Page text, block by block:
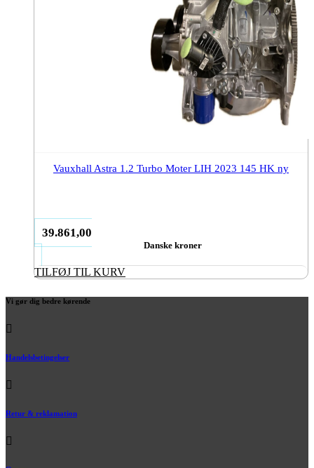
Vauxhall Astra 1.2 Turbo Moter LIH 2023 145 HK ny
39.861,00
Danske kroner
TILFØJ TIL KURV
Vi gør dig bedre kørende
Handelsbetingelser
Retur & reklamation